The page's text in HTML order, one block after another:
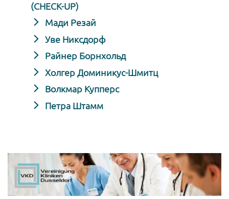
(CHECK-UP)
Мади Резай
Уве Никсдорф
Райнер Борнхольд
Холгер Доминикус-Шмитц
Волкмар Купперс
Петра Штамм